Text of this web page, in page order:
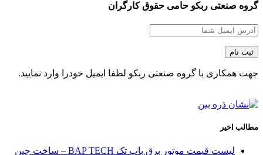
گروه صنعتی ربکو حامی حقوق کارگران
جهت همکاری با گروه صنعتی ربکو لطفا ایمیل خودرا وارد نمایید.
مطالب اخیر
لیست قیمت موتور برق باپ تک BAP TECH – ساخت چین